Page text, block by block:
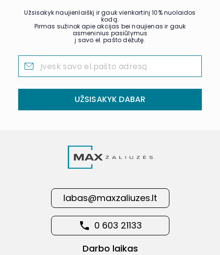
Užsisakyk naujienlaiškį ir gauk vienkartinį 10% nuolaidos
kodą.
Pirmas sužinok apie akcijas bei naujienas ir gauk
asmeninius pasiūlymus
į savo el. pašto dėžutę.
UŽSISAKYK DABAR
labas@maxzaliuzes.lt
0 603 21133
Darbo laikas